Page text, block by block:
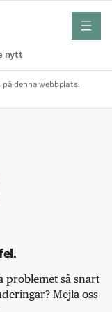
nytt
meny
denna webbplats.
problemet så snart
Mejla oss